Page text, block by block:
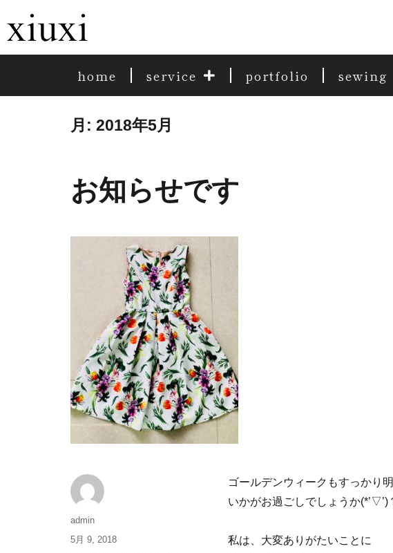
home service portfolio sewing
月: 2018年5月
お知らせです
ゴールデンウィークもすっかり
いかがお過ごしでしょうか(*’▽’)
私は、大変ありがたいことに
admin
5月 9, 2018